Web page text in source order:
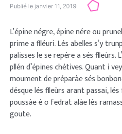
Publié le janvier 11, 2019
L’épine négre, épine nére ou
prime a flléuri. Lés abelles s’y
palisses le se repére a sés flleùrs.
pllén d’épines chétives. Quant i
moument de préparàe sés
désque lés flleùrs arant passai,
poussàe é o fedrat alàe lés
goute.